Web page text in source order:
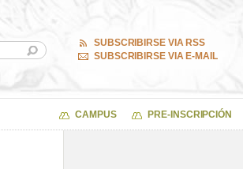
SUBSCRIBIRSE VIA RSS
SUBSCRIBIRSE VIA E-MAIL
CAMPUS PRE-INSCRIPCIÓN